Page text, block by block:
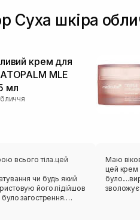
Суха шкіра
крем для
MLE
мл
всього тіла.цей
чи будь який
його.підійшов
загострення.
Маю
цей крем